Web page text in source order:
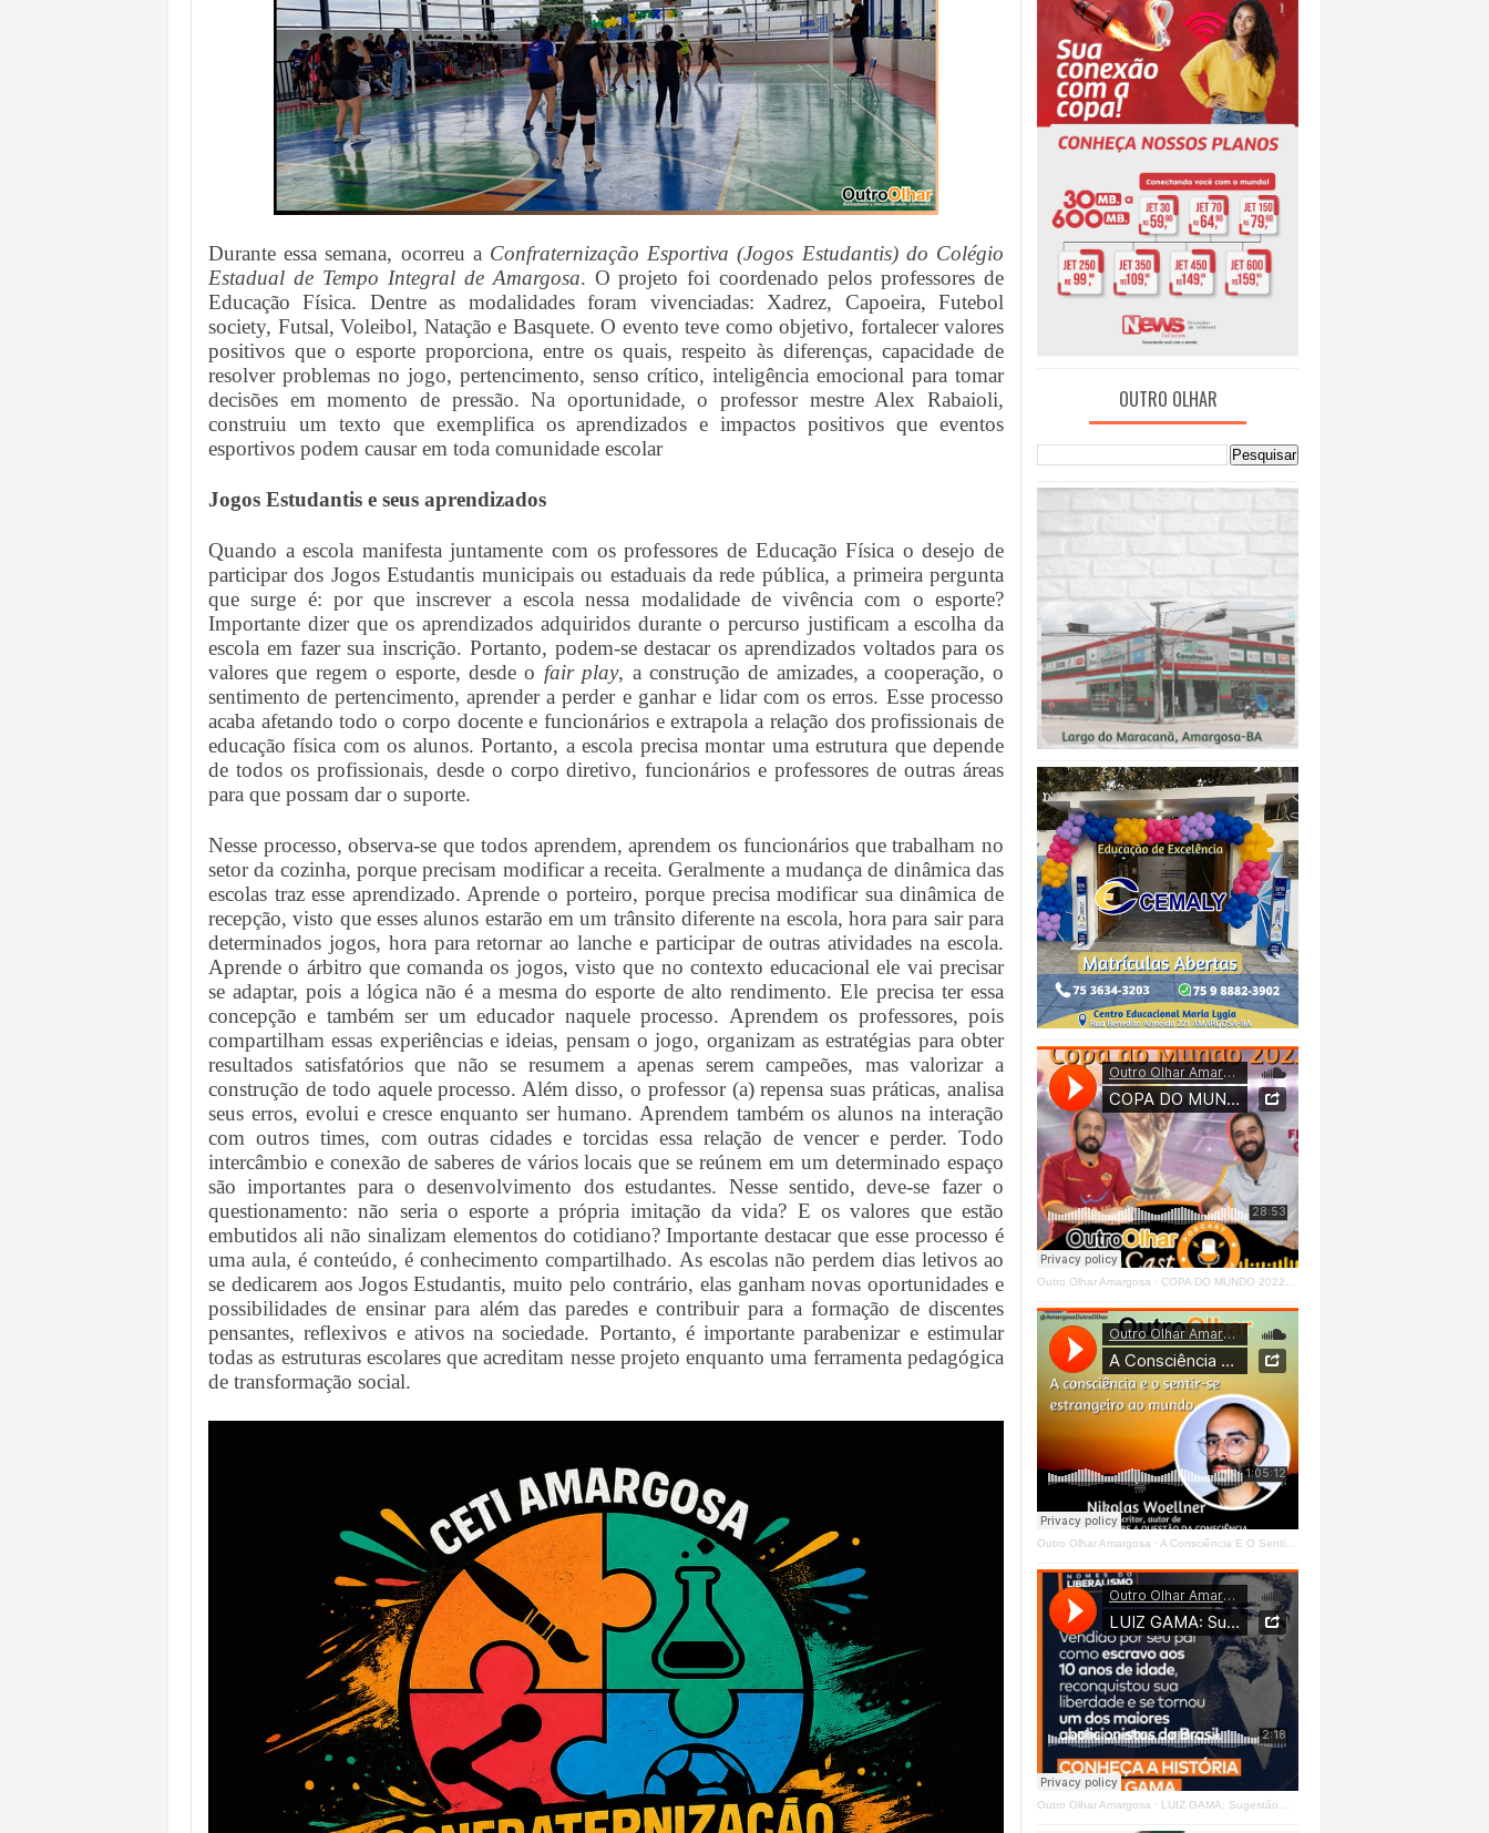
Durante essa semana, ocorreu a Confraternização Esportiva (Jogos Estudantis) do Colégio
Estadual de Tempo Integral de Amargosa. O projeto foi coordenado pelos professores de
Educação Física. Dentre as modalidades foram vivenciadas: Xadrez, Capoeira, Futebol
society, Futsal, Voleibol, Natação e Basquete. O evento teve como objetivo, fortalecer valores
positivos que o esporte proporciona, entre os quais, respeito às diferenças, capacidade de
resolver problemas no jogo, pertencimento, senso crítico, inteligência emocional para tomar
decisões em momento de pressão. Na oportunidade, o professor mestre Alex Rabaioli,
construiu um texto que exemplifica os aprendizados e impactos positivos que eventos
esportivos podem causar em toda comunidade escolar
Jogos Estudantis e seus aprendizados
Quando a escola manifesta juntamente com os professores de Educação Física o desejo de
participar dos Jogos Estudantis municipais ou estaduais da rede pública, a primeira pergunta
que surge é: por que inscrever a escola nessa modalidade de vivência com o esporte?
Importante dizer que os aprendizados adquiridos durante o percurso justificam a escolha da
escola em fazer sua inscrição. Portanto, podem-se destacar os aprendizados voltados para os
valores que regem o esporte, desde o fair play, a construção de amizades, a cooperação, o
sentimento de pertencimento, aprender a perder e ganhar e lidar com os erros. Esse processo
acaba afetando todo o corpo docente e funcionários e extrapola a relação dos profissionais de
educação física com os alunos. Portanto, a escola precisa montar uma estrutura que depende
de todos os profissionais, desde o corpo diretivo, funcionários e professores de outras áreas
para que possam dar o suporte.
Nesse processo, observa-se que todos aprendem, aprendem os funcionários que trabalham no
setor da cozinha, porque precisam modificar a receita. Geralmente a mudança de dinâmica das
escolas traz esse aprendizado. Aprende o porteiro, porque precisa modificar sua dinâmica de
recepção, visto que esses alunos estarão em um trânsito diferente na escola, hora para sair para
determinados jogos, hora para retornar ao lanche e participar de outras atividades na escola.
Aprende o árbitro que comanda os jogos, visto que no contexto educacional ele vai precisar
se adaptar, pois a lógica não é a mesma do esporte de alto rendimento. Ele precisa ter essa
concepção e também ser um educador naquele processo. Aprendem os professores, pois
compartilham essas experiências e ideias, pensam o jogo, organizam as estratégias para obter
resultados satisfatórios que não se resumem a apenas serem campeões, mas valorizar a
construção de todo aquele processo. Além disso, o professor (a) repensa suas práticas, analisa
seus erros, evolui e cresce enquanto ser humano. Aprendem também os alunos na interação
com outros times, com outras cidades e torcidas essa relação de vencer e perder. Todo
intercâmbio e conexão de saberes de vários locais que se reúnem em um determinado espaço
são importantes para o desenvolvimento dos estudantes. Nesse sentido, deve-se fazer o
questionamento: não seria o esporte a própria imitação da vida? E os valores que estão
embutidos ali não sinalizam elementos do cotidiano? Importante destacar que esse processo é
uma aula, é conteúdo, é conhecimento compartilhado. As escolas não perdem dias letivos ao
se dedicarem aos Jogos Estudantis, muito pelo contrário, elas ganham novas oportunidades e
possibilidades de ensinar para além das paredes e contribuir para a formação de discentes
pensantes, reflexivos e ativos na sociedade. Portanto, é importante parabenizar e estimular
todas as estruturas escolares que acreditam nesse projeto enquanto uma ferramenta pedagógica
de transformação social.
OUTRO OLHAR
Outro Olhar Amargosa · COPA DO MUNDO 2022 - OUTRO OLHAR CAST #O1 Right
Outro Olhar Amargosa · A Consciência E O Sentir - Se Estrangeiro Ao Mundo
Outro Olhar Amargosa · LUIZ GAMA: Sugestão Outro Olhar